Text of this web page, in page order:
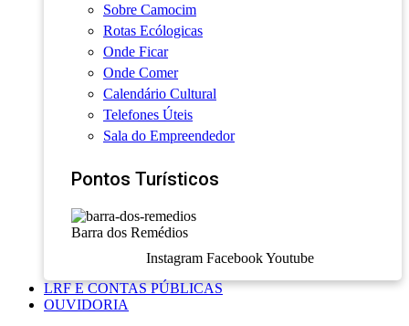
Sobre Camocim
Rotas Ecólogicas
Onde Ficar
Onde Comer
Calendário Cultural
Telefones Úteis
Sala do Empreendedor
Pontos Turísticos
Barra dos Remédios
Instagram Facebook Youtube
LRF E CONTAS PÚBLICAS
OUVIDORIA